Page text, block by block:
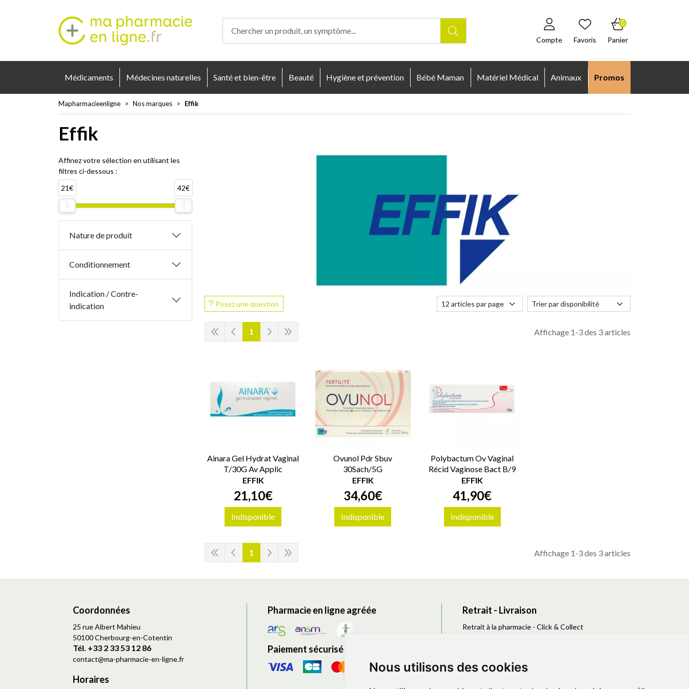
Nous utilisons des cookies
Compte Favoris Panier
0
Médicaments Médecines naturelles Santé et bien-être Beauté Hygiène et prévention Bébé Maman Matériel Médical Animaux Promos
Mapharmacieenligne Nos marques Effik
Effik
Posez une question
Affichage 1-3 des 3 articles
1
Ainara Gel Hydrat Vaginal
T/30G Av Applic
EFFIK
21,10€
Indisponible
Ovunol Pdr Sbuv
30Sach/5G
EFFIK
34,60€
Indisponible
Polybactum Ov Vaginal
Récid Vaginose Bact B/9
EFFIK
41,90€
Indisponible
Affichage 1-3 des 3 articles
1
Affinez votre sélection en utilisant les
filtres ci-dessous :
21€
42€
Nature de produit
Conditionnement
Indication / Contre-
indication
Coordonnées
25 rue Albert Mahieu
50100 Cherbourg-en-Cotentin
Tél. +33 2 33 53 12 86
contact@ma-pharmacie-en-ligne.fr
Horaires
Pharmacie en ligne agréée
Paiement sécurisé
Retrait - Livraison
Retrait à la pharmacie - Click & Collect